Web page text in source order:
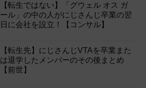
【転生ではない】「グウェル オス ガ
ール」の中の人がにじさんじ卒業の翌
日に会社を設立！【コンサル】
【転生先】にじさんじVTAを卒業また
は退学したメンバーのその後まとめ
【前世】